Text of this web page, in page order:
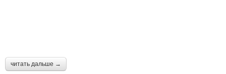
читать дальше →